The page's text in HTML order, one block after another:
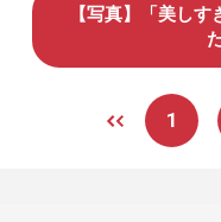
【写真】「美し
1